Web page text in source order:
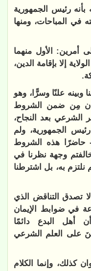
رئيس الجمهورية
المباحات، ومنها
أمرين: الأول منهما
إلا بإقامة الدين،
وبينه علنًا وسرًّا، وهو
مِن ضمن الشروط
الشرعي بعد النجاح،
الجمهورية، ولم
حاضرًا هذه الشروط
وجهة نظرنا في
نلتزم به، بل اشترطنا
تصدق التناقض الذي
في ضوابط الإيمان
أهل البدع دائمًا
على العلم الشرعي
كذلك، وإنما الكلام